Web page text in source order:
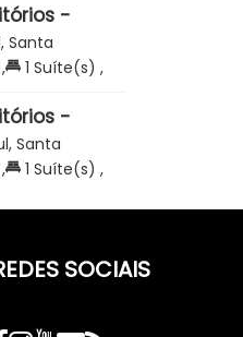
-
do Sul
Santa
, 1 Suíte(s) ,
m²
-
Santa
, 1 Suíte(s) ,
SOCIAIS